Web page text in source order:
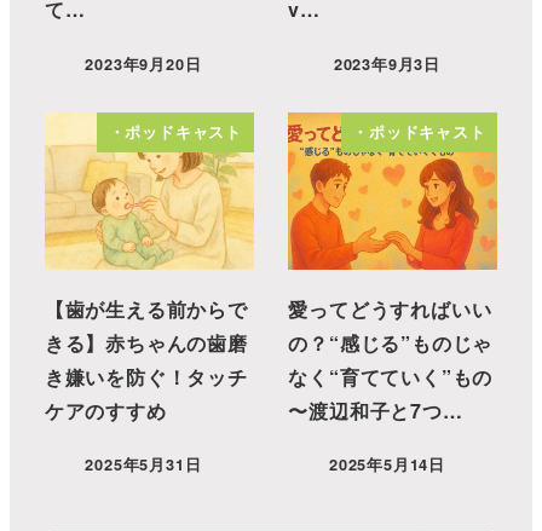
て…
2023年9月20日
v…
2023年9月3日
・ポッドキャスト
【歯が生える前からで
きる】赤ちゃんの歯磨
き嫌いを防ぐ！タッチ
ケアのすすめ
2025年5月31日
・ポッドキャスト
愛ってどうすればいい
の？“感じる”ものじゃ
なく“育てていく”もの
〜渡辺和子と7つ…
2025年5月14日